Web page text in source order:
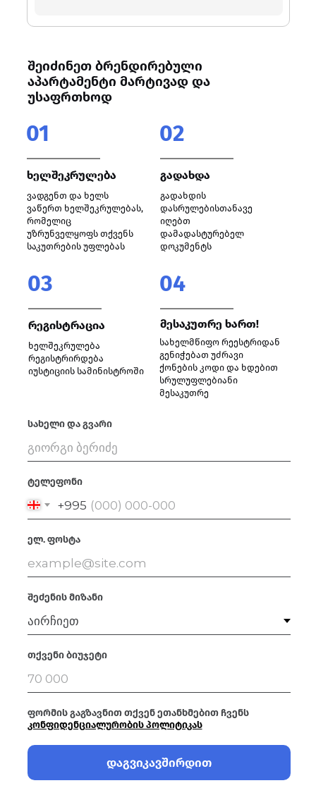
შეიძინეთ ბრენდირებული
აპარტამენტი მარტივად და
უსაფრთხოდ
01
ხელშეკრულება
ვადგენთ და ხელს
ვაწერთ ხელშეკრულებას,
რომელიც
უზრუნველყოფს თქვენს
საკუთრების უფლებას
02
გადახდა
გადახდის
დასრულებისთანავე
იღებთ
დამადასტურებელ
დოკუმენტს
03
რეგისტრაცია
ხელშეკრულება
რეგისტრირდება
იუსტიციის სამინისტროში
04
მესაკუთრე ხართ!
სახელმწიფო რეესტრიდან
გენიჭებათ უძრავი
ქონების კოდი და ხდებით
სრულუფლებიანი
მესაკუთრე
სახელი და გვარი
ტელეფონი
+995
ელ. ფოსტა
შეძენის მიზანი
თქვენი ბიუჯეტი
ფორმის გაგზავნით თქვენ ეთანხმებით ჩვენს
კონფიდენციალურობის პოლიტიკას
დაგვიკავშირდით